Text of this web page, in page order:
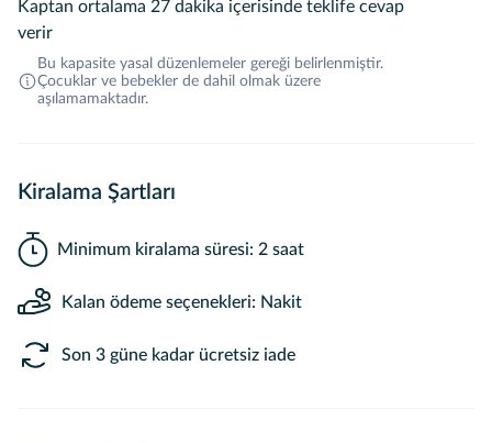
Kaptan ortalama 27 dakika içerisinde teklife cevap
verir
Bu kapasite yasal düzenlemeler gereği belirlenmiştir.
Çocuklar ve bebekler de dahil olmak üzere
aşılamamaktadır.
Kiralama Şartları
Minimum kiralama süresi: 2 saat
Kalan ödeme seçenekleri: Nakit
Son 3 güne kadar ücretsiz iade